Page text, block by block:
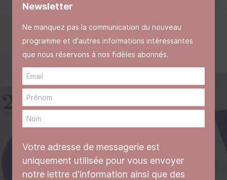
Newsletter
Ne manquez pas la communication du nouveau
programme et d'autres informations intéressantes
que nous réservons à nos fidèles abonnés.
Votre adresse de messagerie est
uniquement utilisée pour vous envoyer
notre lettre d'information ainsi que des